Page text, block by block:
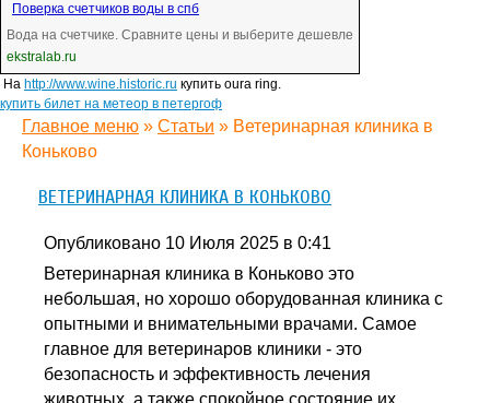
Поверка счетчиков воды в спб
Вода на счетчике. Сравните цены и выберите дешевле
ekstralab.ru
На http://www.wine.historic.ru купить oura ring.
купить билет на метеор в петергоф
Главное меню » Статьи » Ветеринарная клиника в
Коньково
ВЕТЕРИНАРНАЯ КЛИНИКА В КОНЬКОВО
Опубликовано 10 Июля 2025 в 0:41
Ветеринарная клиника в Коньково это
небольшая, но хорошо оборудованная клиника с
опытными и внимательными врачами. Самое
главное для ветеринаров клиники - это
безопасность и эффективность лечения